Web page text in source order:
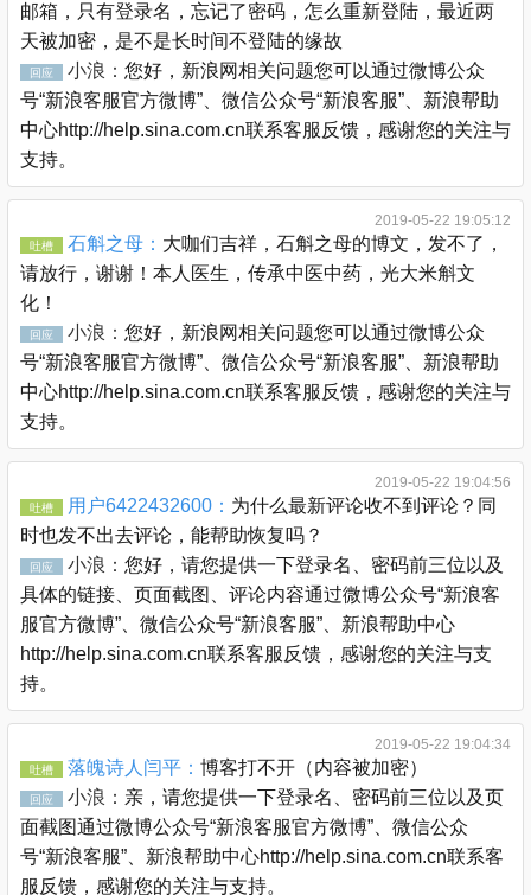
邮箱，只有登录名，忘记了密码，怎么重新登陆，最近两
天被加密，是不是长时间不登陆的缘故
回应 小浪： 您好，新浪网相关问题您可以通过微博公众
号“新浪客服官方微博”、微信公众号“新浪客服”、新浪帮助
中心http://help.sina.com.cn联系客服反馈，感谢您的关注与
支持。
2019-05-22 19:05:12
吐槽 石斛之母： 大咖们吉祥，石斛之母的博文，发不了，
请放行，谢谢！本人医生，传承中医中药，光大米斛文
化！
回应 小浪： 您好，新浪网相关问题您可以通过微博公众
号“新浪客服官方微博”、微信公众号“新浪客服”、新浪帮助
中心http://help.sina.com.cn联系客服反馈，感谢您的关注与
支持。
2019-05-22 19:04:56
吐槽 用户6422432600： 为什么最新评论收不到评论？同
时也发不出去评论，能帮助恢复吗？
回应 小浪： 您好，请您提供一下登录名、密码前三位以及
具体的链接、页面截图、评论内容通过微博公众号“新浪客
服官方微博”、微信公众号“新浪客服”、新浪帮助中心
http://help.sina.com.cn联系客服反馈，感谢您的关注与支
持。
2019-05-22 19:04:34
吐槽 落魄诗人闫平： 博客打不开（内容被加密）
回应 小浪： 亲，请您提供一下登录名、密码前三位以及页
面截图通过微博公众号“新浪客服官方微博”、微信公众
号“新浪客服”、新浪帮助中心http://help.sina.com.cn联系客
服反馈，感谢您的关注与支持。